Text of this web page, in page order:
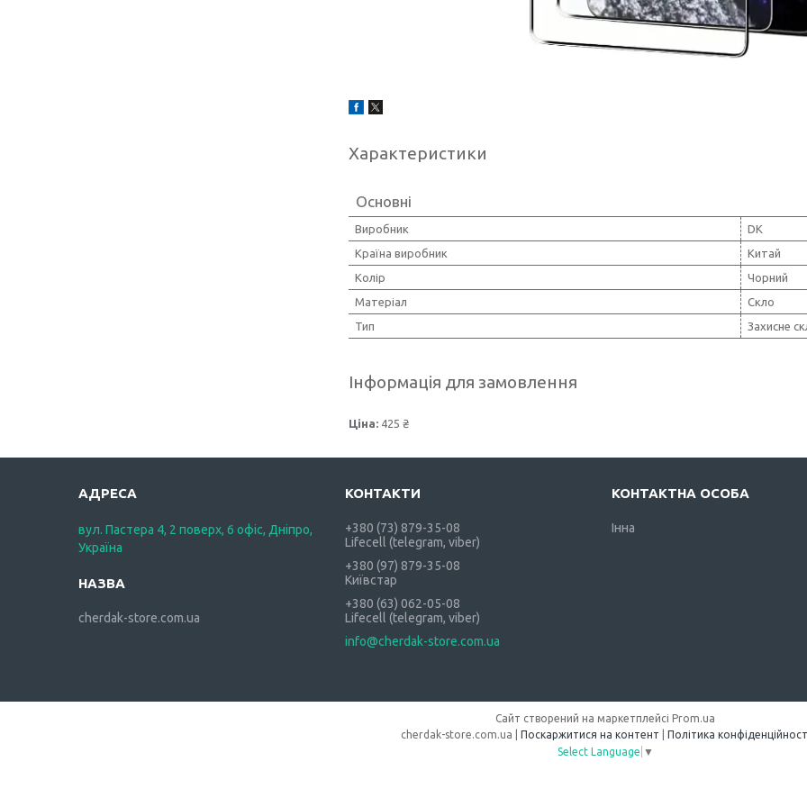
Характеристики
Основні
Виробник
DK
Країна виробник
Китай
Колір
Чорний
Матеріал
Скло
Тип
Захисне
Інформація для замовлення
Ціна: 425 ₴
вул. Пастера 4, 2 поверх, 6 офіс, Дніпро,
Україна
cherdak-store.com.ua
+380 (73) 879-35-08
Lifecell (telegram, viber)
+380 (97) 879-35-08
Київстар
+380 (63) 062-05-08
Lifecell (telegram, viber)
info@cherdak-store.com.ua
Інна
Сайт створений на маркетплейсі Prom.ua
Поскаржитися на контент
Політика
Select Language ▼